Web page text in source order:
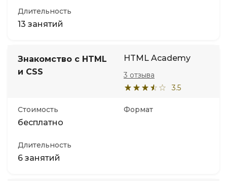
Длительность
13 занятий
Знакомство с HTML
и CSS
HTML Academy
3.5
3 отзыва
Стоимость
бесплатно
Формат
Длительность
6 занятий